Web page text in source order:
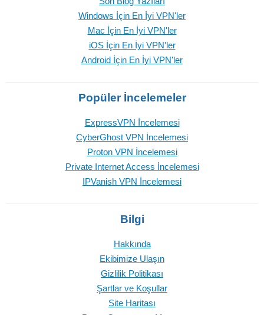
Windows İçin En İyi VPN'ler
Mac İçin En İyi VPN'ler
iOS İçin En İyi VPN'ler
Android İçin En İyi VPN'ler
Popüler İncelemeler
ExpressVPN İncelemesi
CyberGhost VPN İncelemesi
Proton VPN İncelemesi
Private Internet Access İncelemesi
IPVanish VPN İncelemesi
Bilgi
Hakkında
Ekibimize Ulaşın
Gizlilik Politikası
Şartlar ve Koşullar
Site Haritası